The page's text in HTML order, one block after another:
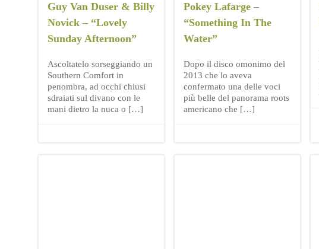
Guy Van Duser & Billy
Novick – “Lovely
Sunday Afternoon”
Ascoltatelo sorseggiando un
Southern Comfort in
penombra, ad occhi chiusi
sdraiati sul divano con le
mani dietro la nuca o […]
Pokey Lafarge –
“Something In The
Water”
Dopo il disco omonimo del
2013 che lo aveva
confermato una delle voci
più belle del panorama roots
americano che […]